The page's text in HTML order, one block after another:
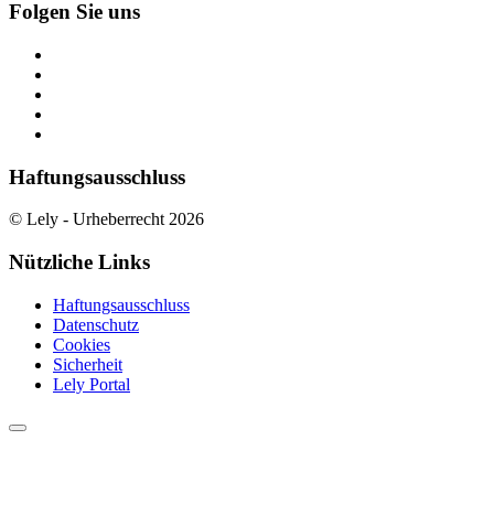
Folgen Sie uns
Haftungsausschluss
© Lely - Urheberrecht 2026
Nützliche Links
Haftungsausschluss
Datenschutz
Cookies
Sicherheit
Lely Portal